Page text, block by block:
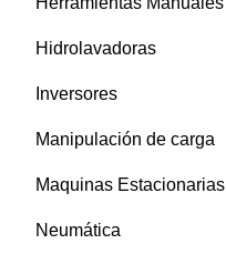
Hidrolavadoras
Inversores
Manipulación de carga
Maquinas Estacionarias
Neumática